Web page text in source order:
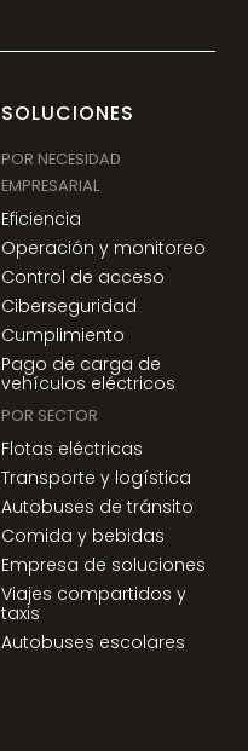
SOLUCIONES
POR NECESIDAD
EMPRESARIAL
Eficiencia
Operación y monitoreo
Control de acceso
Ciberseguridad
Cumplimiento
Pago de carga de
vehículos eléctricos
POR SECTOR
Flotas eléctricas
Transporte y logística
Autobuses de tránsito
Comida y bebidas
Empresa de soluciones
Viajes compartidos y
taxis
Autobuses escolares